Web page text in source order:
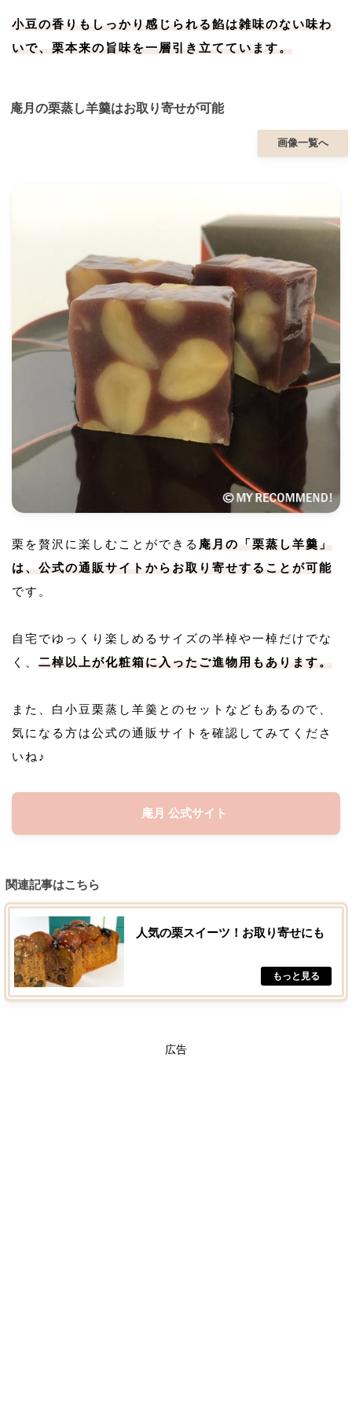
小豆の香りもしっかり感じられる餡は雑味のない味わ
いで、栗本来の旨味を一層引き立てています。
庵月の栗蒸し羊羹はお取り寄せが可能
画像一覧へ
栗を贅沢に楽しむことができる 庵月の「栗蒸し羊羹」
は、公式の通販サイトからお取り寄せすることが可能
です。
自宅でゆっくり楽しめるサイズの半棹や一棹だけでな
く、 二棹以上が化粧箱に入ったご進物用もあります。
また、白小豆栗蒸し羊羹とのセットなどもあるので、
気になる方は公式の通販サイトを確認してみてくださ
いね♪
庵月 公式サイト
関連記事はこちら
人気の栗スイーツ！お取り寄せにも
広告